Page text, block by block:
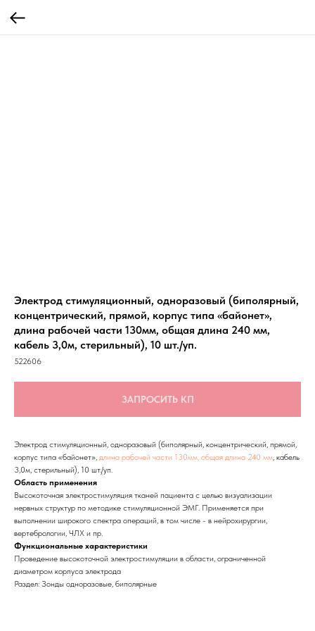
Электрод стимуляционный, одноразовый (биполярный,
концентрический, прямой, корпус типа «байонет»,
длина рабочей части 130мм, общая длина 240 мм,
кабель 3,0м, стерильный), 10 шт./уп.
522606
ЗАПРОСИТЬ КП
Электрод стимуляционный, одноразовый (биполярный, концентрический, прямой,
корпус типа «байонет», длина рабочей части 130мм, общая длина 240 мм, кабель
3,0м, стерильный), 10 шт./уп.
Область применения
Высокоточная электростимуляция тканей пациента с целью визуализации
нервных структур по методике стимуляционной ЭМГ. Применяется при
выполнении широкого спектра операций, в том числе - в нейрохирургии,
вертебрологии, ЧЛХ и пр.
Функциональные характеристики
Проведение высокоточной электростимуляции в области, ограниченной
диаметром корпуса электрода
Раздел: Зонды одноразовые, биполярные